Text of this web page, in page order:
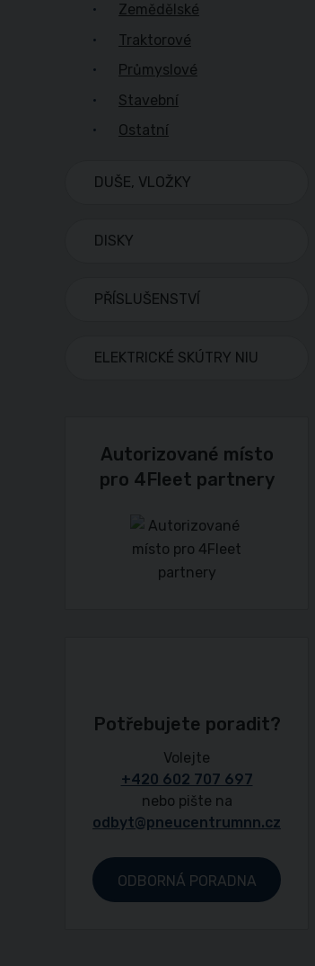
Zemědělské
Traktorové
Průmyslové
Stavební
Ostatní
DUŠE, VLOŽKY
DISKY
PŘÍSLUŠENSTVÍ
ELEKTRICKÉ SKÚTRY NIU
Autorizované místo
pro 4Fleet partnery
Potřebujete poradit?
Volejte
+420 602 707 697
nebo pište na
odbyt@pneucentrumnn.cz
ODBORNÁ PORADNA